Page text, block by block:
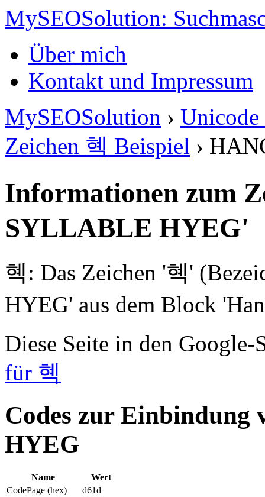
MySEOSolution:
Über mich
Kontakt und Impressum
MySEOSolution › Unicode
Zeichen 혝 Beispiel ›
Informationen zum
SYLLABLE HYEG'
혝: Das Zeichen '혝'
HYEG' aus dem Block
Diese Seite in den Google-
für 혝
Codes zur
HYEG
Name
Wert
CodePage (hex)
d61d